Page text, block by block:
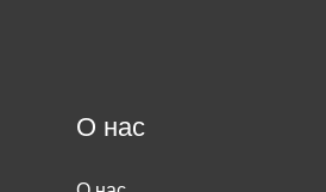
О нас